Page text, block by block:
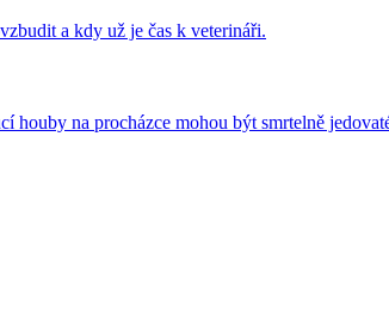
a kdy už je čas k veterináři.
houby na procházce mohou být smrtelně